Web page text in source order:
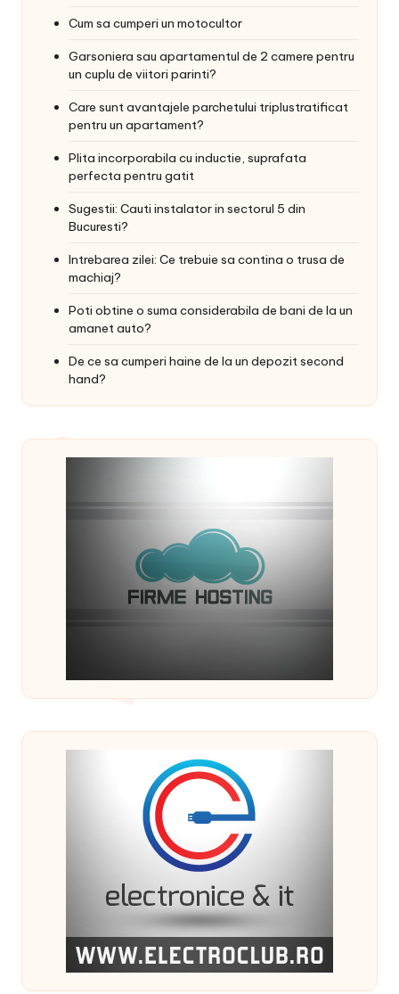
Cum sa cumperi un motocultor
Garsoniera sau apartamentul de 2 camere pentru
un cuplu de viitori parinti?
Care sunt avantajele parchetului triplustratificat
pentru un apartament?
Plita incorporabila cu inductie, suprafata
perfecta pentru gatit
Sugestii: Cauti instalator in sectorul 5 din
Bucuresti?
Intrebarea zilei: Ce trebuie sa contina o trusa de
machiaj?
Poti obtine o suma considerabila de bani de la un
amanet auto?
De ce sa cumperi haine de la un depozit second
hand?